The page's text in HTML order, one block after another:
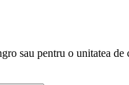
sau pentru o unitatea